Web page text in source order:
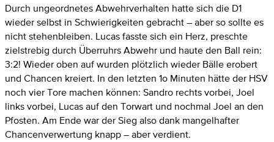
Durch ungeordnetes Abwehrverhalten hatte sich die D1
wieder selbst in Schwierigkeiten gebracht – aber so sollte es
nicht stehenbleiben. Lucas fasste sich ein Herz, preschte
zielstrebig durch Überruhrs Abwehr und haute den Ball rein:
3:2! Wieder oben auf wurden plötzlich wieder Bälle erobert
und Chancen kreiert. In den letzten 1o Minuten hätte der HSV
noch vier Tore machen können: Sandro rechts vorbei, Joel
links vorbei, Lucas auf den Torwart und nochmal Joel an den
Pfosten. Am Ende war der Sieg also dank mangelhafter
Chancenverwertung knapp – aber verdient.